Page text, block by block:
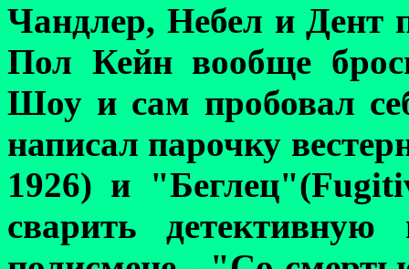
Чандлер, Небел и Дент
Пол Кейн вообще
Шоу и сам пробовал
написал парочку
1926) и "Беглец"
сварить